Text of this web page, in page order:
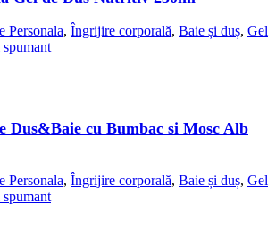
Personala, Îngrijire corporală, Baie și duș, Gel
Dus&Baie cu Bumbac si Mosc Alb
Personala, Îngrijire corporală, Baie și duș, Gel